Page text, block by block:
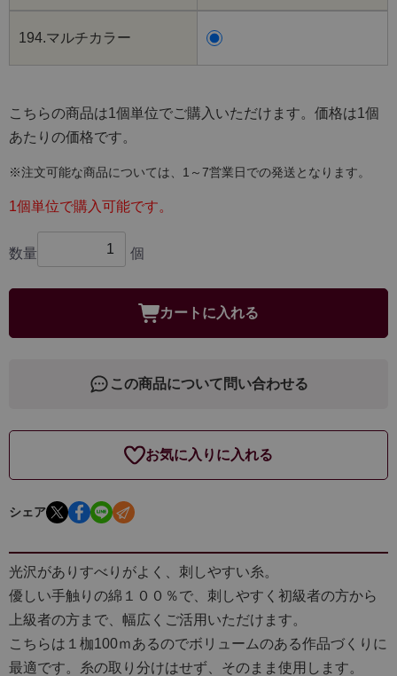
194.マルチカラー
こちらの商品は1個単位でご購入いただけます。価格は1個
あたりの価格です。
※注文可能な商品については、1～7営業日での発送となります。
1個単位で購入可能です。
数量 個
カートに入れる
この商品について問い合わせる
お気に入りに入れる
シェア
光沢がありすべりがよく、刺しやすい糸。
優しい手触りの綿１００％で、刺しやすく初級者の方から
上級者の方まで、幅広くご活用いただけます。
こちらは１枷100ｍあるのでボリュームのある作品づくりに
最適です。糸の取り分けはせず、そのまま使用します。